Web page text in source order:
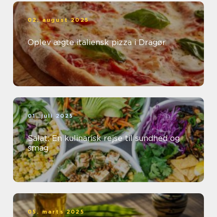
02. august 2025
Oplev ægte italiensk pizza i Dragør
01. juli 2025
Salat: En kulinarisk rejse til sundhed og
smag
05. marts 2025